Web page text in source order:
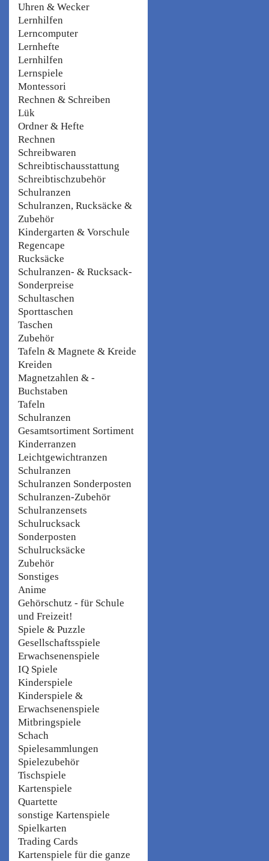
Uhren & Wecker
Lernhilfen
Lerncomputer
Lernhefte
Lernhilfen
Lernspiele
Montessori
Rechnen & Schreiben
Lük
Ordner & Hefte
Rechnen
Schreibwaren
Schreibtischausstattung
Schreibtischzubehör
Schulranzen
Schulranzen, Rucksäcke &
Zubehör
Kindergarten & Vorschule
Regencape
Rucksäcke
Schulranzen- & Rucksack-
Sonderpreise
Schultaschen
Sporttaschen
Taschen
Zubehör
Tafeln & Magnete & Kreide
Kreiden
Magnetzahlen & -
Buchstaben
Tafeln
Schulranzen
Gesamtsortiment Sortiment
Kinderranzen
Leichtgewichtranzen
Schulranzen
Schulranzen Sonderposten
Schulranzen-Zubehör
Schulranzensets
Schulrucksack
Sonderposten
Schulrucksäcke
Zubehör
Sonstiges
Anime
Gehörschutz - für Schule
und Freizeit!
Spiele & Puzzle
Gesellschaftsspiele
Erwachsenenspiele
IQ Spiele
Kinderspiele
Kinderspiele &
Erwachsenenspiele
Mitbringspiele
Schach
Spielesammlungen
Spielezubehör
Tischspiele
Kartenspiele
Quartette
sonstige Kartenspiele
Spielkarten
Trading Cards
Kartenspiele für die ganze